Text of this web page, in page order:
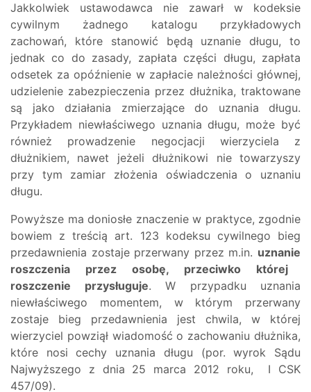
Jakkolwiek ustawodawca nie zawarł w kodeksie
cywilnym żadnego katalogu przykładowych
zachowań, które stanowić będą uznanie długu, to
jednak co do zasady, zapłata części długu, zapłata
odsetek za opóźnienie w zapłacie należności głównej,
udzielenie zabezpieczenia przez dłużnika, traktowane
są jako działania zmierzające do uznania długu.
Przykładem niewłaściwego uznania długu, może być
również prowadzenie negocjacji wierzyciela z
dłużnikiem, nawet jeżeli dłużnikowi nie towarzyszy
przy tym zamiar złożenia oświadczenia o uznaniu
długu.
Powyższe ma doniosłe znaczenie w praktyce, zgodnie
bowiem z treścią art. 123 kodeksu cywilnego bieg
przedawnienia zostaje przerwany przez m.in. uznanie
roszczenia przez osobę, przeciwko której
roszczenie przysługuje. W przypadku uznania
niewłaściwego momentem, w którym przerwany
zostaje bieg przedawnienia jest chwila, w której
wierzyciel powziął wiadomość o zachowaniu dłużnika,
które nosi cechy uznania długu (por. wyrok Sądu
Najwyższego z dnia 25 marca 2012 roku, I CSK
457/09).